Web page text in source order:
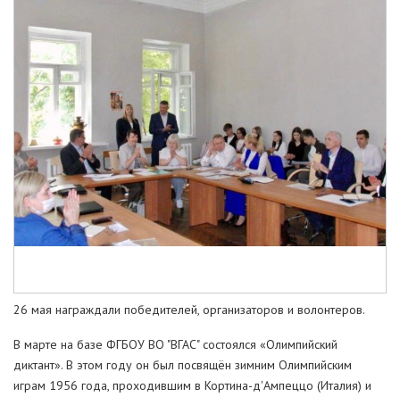
26 мая награждали победителей, организаторов и волонтеров.
В марте на базе ФГБОУ ВО "ВГАС" состоялся «Олимпийский
диктант». В этом году он был посвящён зимним Олимпийским
играм 1956 года, проходившим в Кортина-д'Ампеццо (Италия) и